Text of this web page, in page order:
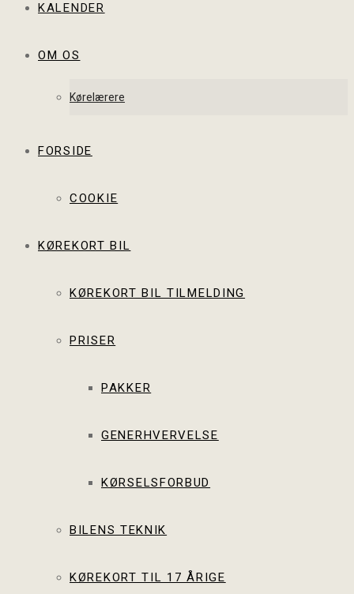
KALENDER
OM OS
Kørelærere
FORSIDE
COOKIE
KØREKORT BIL
KØREKORT BIL TILMELDING
PRISER
PAKKER
GENERHVERVELSE
KØRSELSFORBUD
BILENS TEKNIK
KØREKORT TIL 17 ÅRIGE